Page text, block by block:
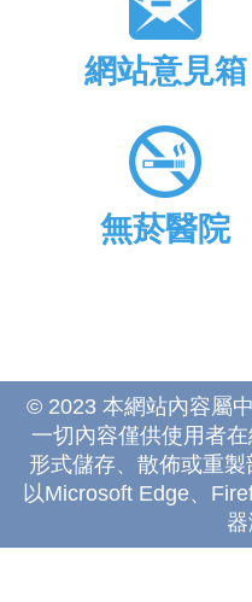
網站意見箱
無菸醫院
© 2023 本網站內容屬
一切內容僅供使用者
形式儲存、散佈或重
以Microsoft Edge、
器